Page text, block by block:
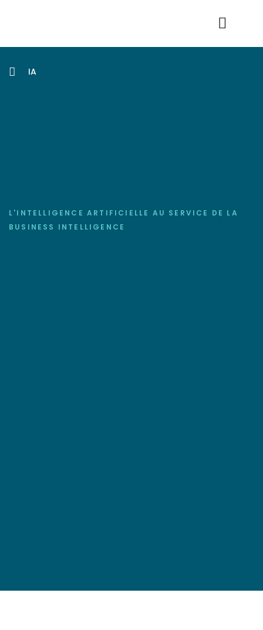
L'INTELLIGENCE ARTIFICIELLE AU SERVICE DE LA
BUSINESS INTELLIGENCE
IA